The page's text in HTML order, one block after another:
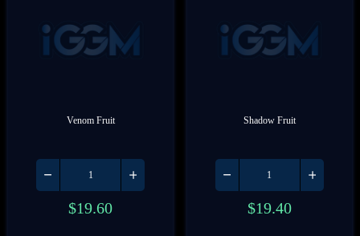
Venom Fruit
$19.60
Shadow Fruit
$19.40